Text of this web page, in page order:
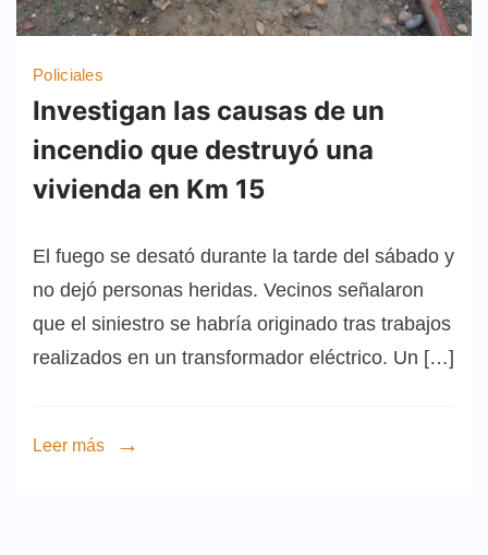
Policiales
Investigan las causas de un
incendio que destruyó una
vivienda en Km 15
El fuego se desató durante la tarde del sábado y
no dejó personas heridas. Vecinos señalaron
que el siniestro se habría originado tras trabajos
realizados en un transformador eléctrico. Un […]
Leer más